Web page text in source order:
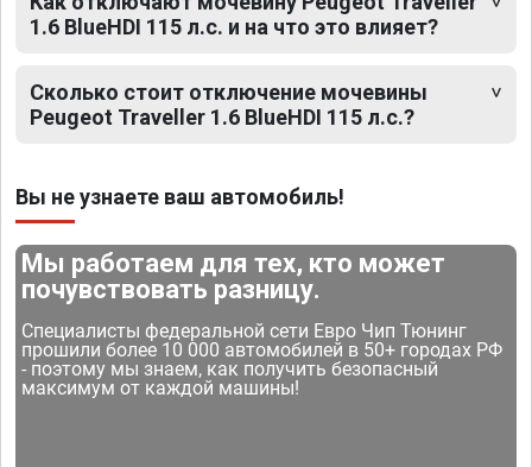
1.6 BlueHDI 115 л.с. и на что это влияет?
Сколько стоит отключение мочевины
Peugeot Traveller 1.6 BlueHDI 115 л.с.?
Вы не узнаете ваш автомобиль!
Мы работаем для тех, кто может
почувствовать разницу.
Специалисты федеральной сети Евро Чип Тюнинг
прошили более 10 000 автомобилей в 50+ городах РФ
- поэтому мы знаем, как получить безопасный
максимум от каждой машины!